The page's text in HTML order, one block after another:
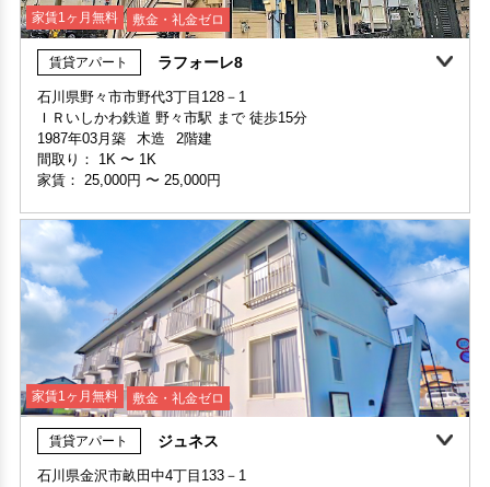
家賃1ヶ月無料 敷金・礼金ゼロ
部屋号数 B405号室 申込済
家賃 20,000円・共益費 4,000円
階数 4階
敷金 - ・礼金 -
保証人不要・代行 インターネット無料
家賃1ヶ月無料 360°案内
部屋号数 202号室
家賃 23,000円・共益費 3,000円
階数 2階
間取り 1K・専有面積 33.84㎡
保証人不要・代行 事務所利用可
家賃1ヶ月無料 敷金・礼金ゼロ
賃貸アパート ラフォーレ8
石川県野々市市野代3丁目128－1
ＩＲいしかわ鉄道 野々市駅 まで 徒歩15分
1987年03月築
木造
2階建
間取り： 1K 〜 1K
家賃： 25,000円 〜 25,000円
家賃1ヶ月無料 敷金・礼金ゼロ
家賃1ヶ月無料 敷金・礼金ゼロ
賃貸アパート ジュネス
石川県金沢市畝田中4丁目133－1